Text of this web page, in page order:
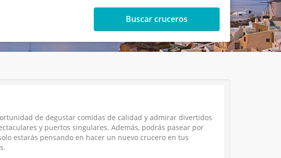
Buscar cruceros
de degustar comidas de calidad y admirar divertidos
y puertos singulares. Además, podrás pasear por
estarás pensando en hacer un nuevo crucero en tus